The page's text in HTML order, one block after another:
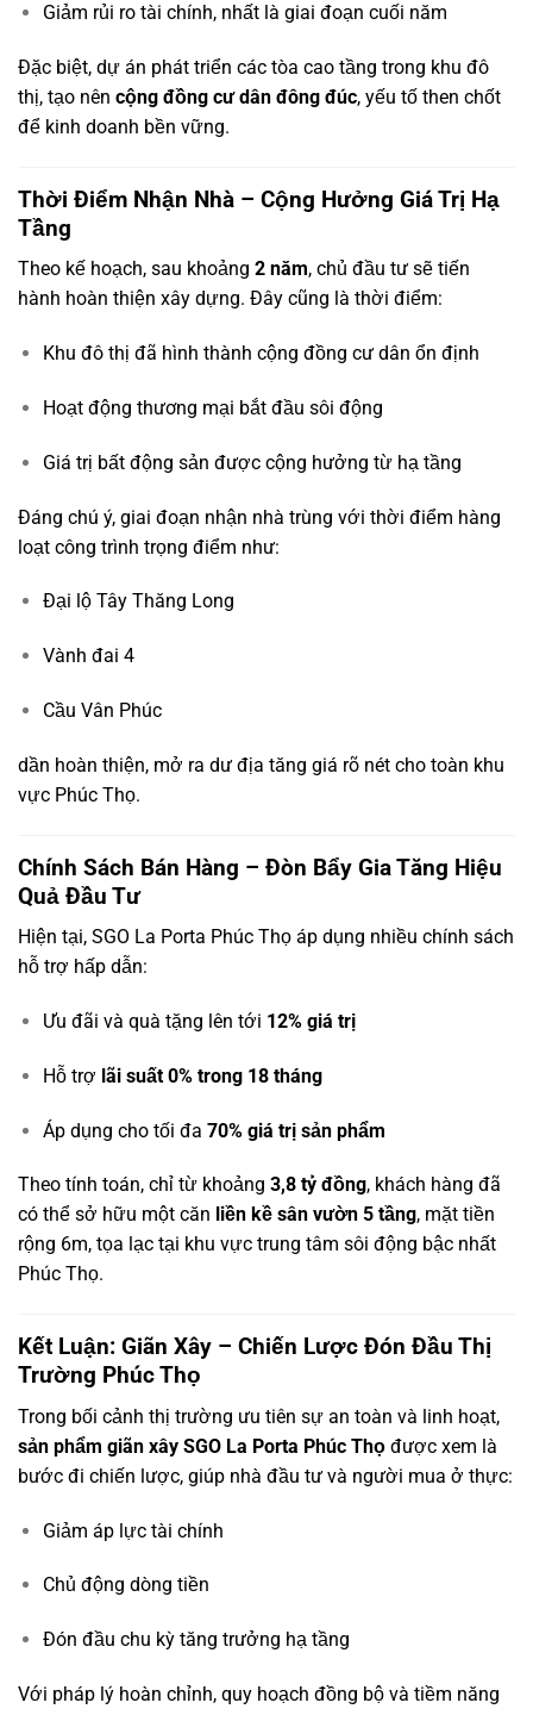
Giảm rủi ro tài chính, nhất là giai đoạn cuối năm
Đặc biệt, dự án phát triển các tòa cao tầng trong khu đô
thị, tạo nên cộng đồng cư dân đông đúc, yếu tố then chốt
để kinh doanh bền vững.
Thời Điểm Nhận Nhà – Cộng Hưởng Giá Trị Hạ
Tầng
Theo kế hoạch, sau khoảng 2 năm, chủ đầu tư sẽ tiến
hành hoàn thiện xây dựng. Đây cũng là thời điểm:
Khu đô thị đã hình thành cộng đồng cư dân ổn định
Hoạt động thương mại bắt đầu sôi động
Giá trị bất động sản được cộng hưởng từ hạ tầng
Đáng chú ý, giai đoạn nhận nhà trùng với thời điểm hàng
loạt công trình trọng điểm như:
Đại lộ Tây Thăng Long
Vành đai 4
Cầu Vân Phúc
dần hoàn thiện, mở ra dư địa tăng giá rõ nét cho toàn khu
vực Phúc Thọ.
Chính Sách Bán Hàng – Đòn Bẩy Gia Tăng Hiệu
Quả Đầu Tư
Hiện tại, SGO La Porta Phúc Thọ áp dụng nhiều chính sách
hỗ trợ hấp dẫn:
Ưu đãi và quà tặng lên tới 12% giá trị
Hỗ trợ lãi suất 0% trong 18 tháng
Áp dụng cho tối đa 70% giá trị sản phẩm
Theo tính toán, chỉ từ khoảng 3,8 tỷ đồng, khách hàng đã
có thể sở hữu một căn liền kề sân vườn 5 tầng, mặt tiền
rộng 6m, tọa lạc tại khu vực trung tâm sôi động bậc nhất
Phúc Thọ.
Kết Luận: Giãn Xây – Chiến Lược Đón Đầu Thị
Trường Phúc Thọ
Trong bối cảnh thị trường ưu tiên sự an toàn và linh hoạt,
sản phẩm giãn xây SGO La Porta Phúc Thọ được xem là
bước đi chiến lược, giúp nhà đầu tư và người mua ở thực:
Giảm áp lực tài chính
Chủ động dòng tiền
Đón đầu chu kỳ tăng trưởng hạ tầng
Với pháp lý hoàn chỉnh, quy hoạch đồng bộ và tiềm năng